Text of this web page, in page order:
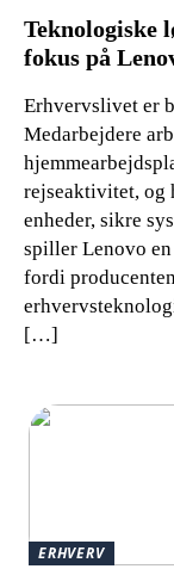
Teknologiske
fokus på
Erhvervslivet er
Medarbejdere
rejseaktivitet, og
enheder, sikre
spiller Lenovo
fordi
[…]
ERHVERV